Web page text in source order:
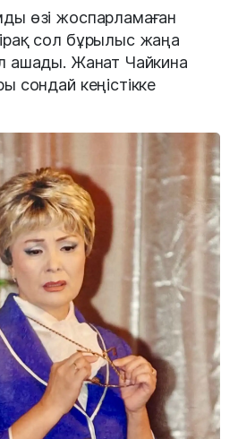
өзі жоспарламаған
сол бұрылыс жаңа
ашады. Жанат Чайкина
сондай кеңістікке